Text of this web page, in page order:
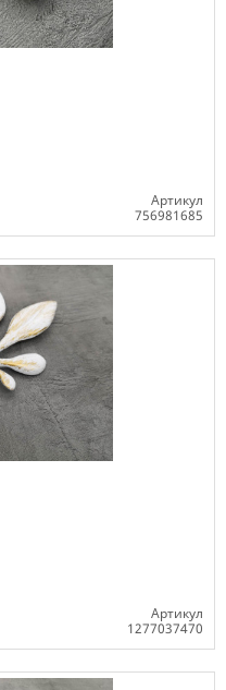
Артикул
756981685
Артикул
1277037470